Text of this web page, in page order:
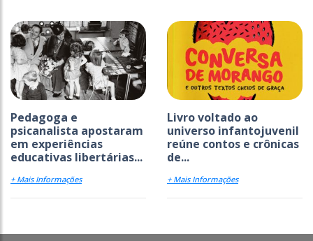
Pedagoga e
psicanalista apostaram
em experiências
educativas libertárias...
+ Mais Informações
Livro voltado ao
universo infantojuvenil
reúne contos e crônicas
de...
+ Mais Informações